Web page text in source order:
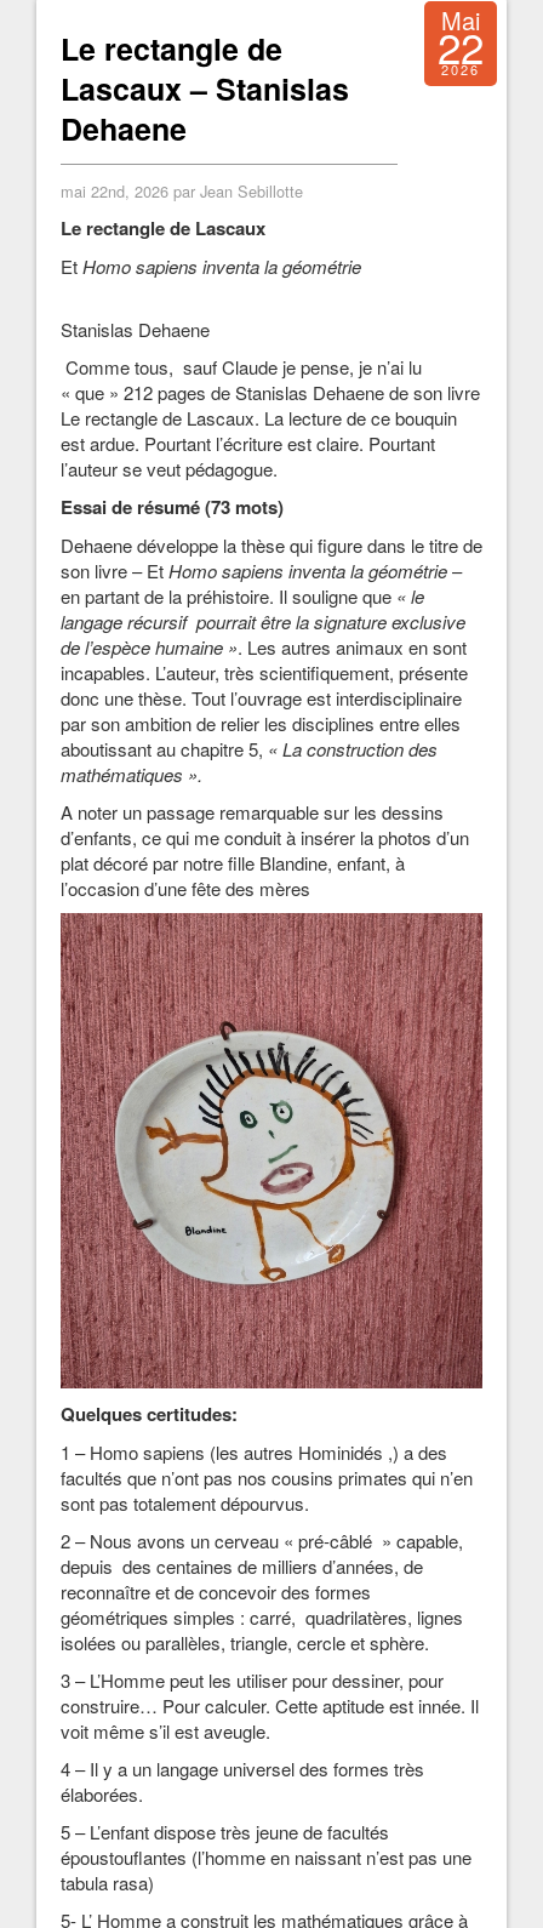
Le rectangle de
Lascaux – Stanislas
Dehaene
Mai
22
2026
mai 22nd, 2026 par Jean Sebillotte
Le rectangle de Lascaux
EtHomo sapiens inventa la géométrie
Stanislas Dehaene
Comme tous, sauf Claude je pense, je n’ai lu
« que » 212 pages de Stanislas Dehaene de son livre
Le rectangle de Lascaux. La lecture de ce bouquin
est ardue. Pourtant l’écriture est claire. Pourtant
l’auteur se veut pédagogue.
Essai de résumé (73 mots)
Dehaene développe la thèse qui figure dans le titre de
son livre – EtHomo sapiens inventa la géométrie–
en partant de la préhistoire. Il souligne que « le
langage récursif pourrait être la signature exclusive
de l’espèce humaine ». Les autres animaux en sont
incapables. L’auteur, très scientifiquement, présente
donc une thèse. Tout l’ouvrage est interdisciplinaire
par son ambition de relier les disciplines entre elles
aboutissant au chapitre 5, « La construction des
mathématiques ».
A noter un passage remarquable sur les dessins
d’enfants, ce qui me conduit à insérer la photos d’un
plat décoré par notre fille Blandine, enfant, à
l’occasion d’une fête des mères
Quelquescertitudes:
1 – Homo sapiens (les autres Hominidés ,) a des
facultés que n’ont pas nos cousins primates qui n’en
sont pas totalement dépourvus.
2 – Nous avons un cerveau « pré-câblé » capable,
depuis des centaines de milliers d’années, de
reconnaître et de concevoir des formes
géométriques simples : carré, quadrilatères, lignes
isolées ou parallèles, triangle, cercle et sphère.
3 – L’Homme peut les utiliser pour dessiner, pour
construire… Pour calculer. Cette aptitude est innée. Il
voit même s’il est aveugle.
4 – Il y a un langage universel des formes très
élaborées.
5 – L’enfant dispose très jeune de facultés
époustouflantes (l’homme en naissant n’est pas une
tabula rasa)
5- L’ Homme a construit les mathématiques grâce à